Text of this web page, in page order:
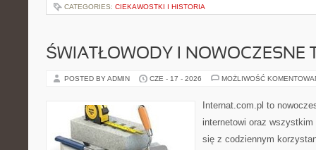
CATEGORIES: CIEKAWOSTKI I HISTORIA
ŚWIATŁOWODY I NOWOCZESNE
POSTED BY ADMIN CZE - 17 - 2026 MOŻLIWOŚĆ
Internat.com.pl to
internetowi oraz
się z codziennym